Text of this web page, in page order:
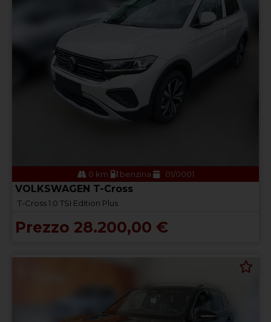
0 km benzina 01/0001
VOLKSWAGEN T-Cross
T-Cross 1.0 TSI Edition Plus
Prezzo 28.200,00 €